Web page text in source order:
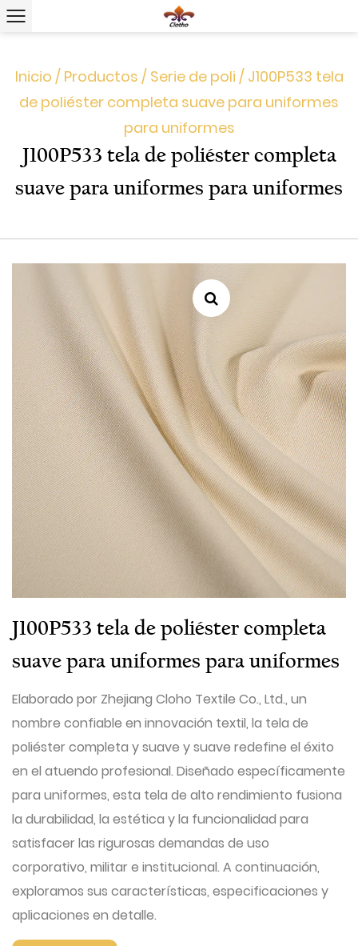
Inicio / Productos / Serie de poli / J100P533 tela
de poliéster completa suave para uniformes
para uniformes
J100P533 tela de poliéster completa
suave para uniformes para uniformes
J100P533 tela de poliéster completa
suave para uniformes para uniformes
Elaborado por Zhejiang Cloho Textile Co., Ltd., un
nombre confiable en innovación textil, la tela de
poliéster completa y suave y suave redefine el éxito
en el atuendo profesional. Diseñado específicamente
para uniformes, esta tela de alto rendimiento fusiona
la durabilidad, la estética y la funcionalidad para
satisfacer las rigurosas demandas de uso
corporativo, militar e institucional. A continuación,
exploramos sus características, especificaciones y
aplicaciones en detalle.